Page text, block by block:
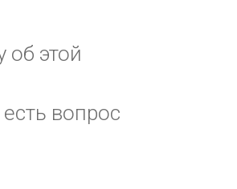
этой
вопрос